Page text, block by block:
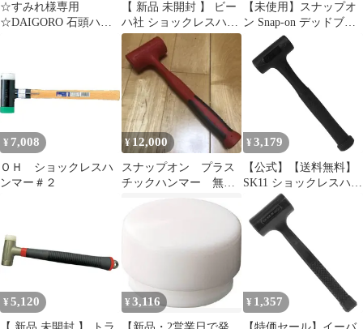
☆すみれ様専用
☆DAIGORO 石頭ハン
【 新品 未開封 】 ビー
ハ社 ショックレスハン
マー 800H50 未使用 送
料無料
【未使用】スナップオ
ン Snap-on デッドブロ
ーハンマー 3本セット
限定ピンク HBBD16 /
HBBD32 / HBBD56 無反
動ハンマー
¥ 7,008
ＯＨ ショックレスハ
ンマー＃２
¥ 12,000
スナップオン プラス
チックハンマー 無反
動 新品 HBFE48
¥ 3,179
【公式】【送料無料】
SK11 ショックレスハン
マー E-035 400G【メー
カー直送品】
¥ 5,120 ¥ 3,116 ¥ 1,357